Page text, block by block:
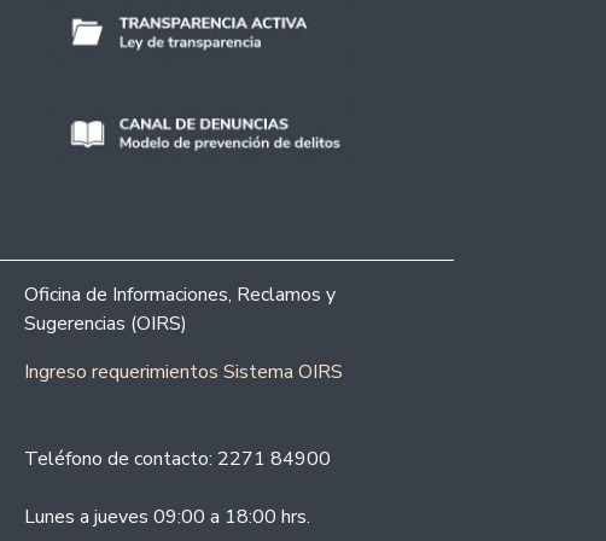
Oficina de Informaciones, Reclamos y
Sugerencias (OIRS)
Ingreso requerimientos Sistema OIRS
Teléfono de contacto: 2271 84900
Lunes a jueves 09:00 a 18:00 hrs.